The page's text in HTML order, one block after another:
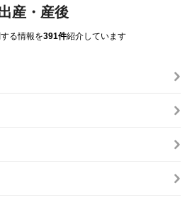
産・産後
る情報を391件紹介しています